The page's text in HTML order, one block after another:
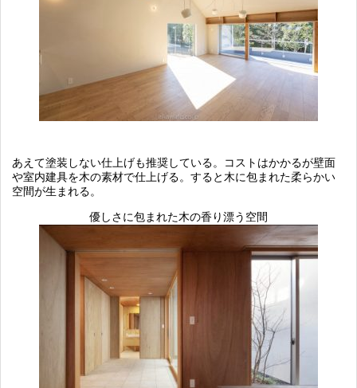
あえて塗装しない仕上げも推奨している。コストはかかるが壁面
や室内建具を木の素材で仕上げる。すると木に包まれた柔らかい
空間が生まれる。
優しさに包まれた木の香り漂う空間